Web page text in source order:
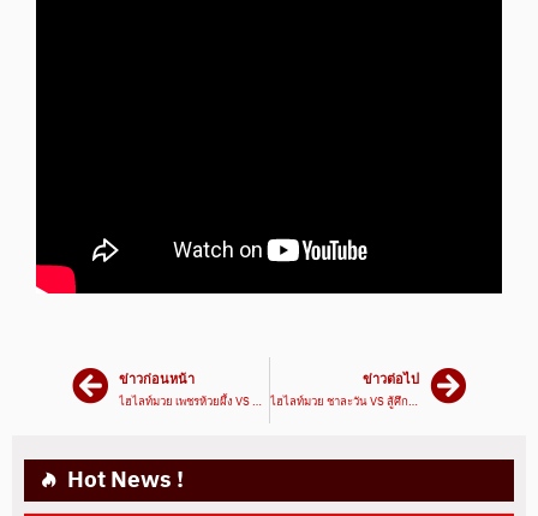
ข่าวก่อนหน้า
ไฮไลท์มวย เพชรห้วยผึ้ง VS มณีแดง |ศึกเพชรยินดี 07/07/65|มวยเด็ด789
ข่าวต่อไป
ไฮไลท์มวย ชาละวัน VS สู้ศึก |ศึกเพชรยินดี 07/07/65|มวยเด็ด789
Hot News !